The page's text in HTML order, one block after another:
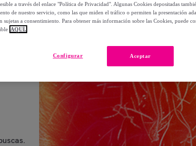
a través del enlace "Política de Privacidad". Algunas Cookies depositadas
de nuestro servicio, como las que miden el tráfico o permiten la presentación
sujetas a consentimiento. Para obtener más información sobre las Cookies, puede
AQUÍ.
Aceptar
Configurar